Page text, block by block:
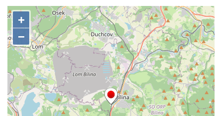
Sýpka (špýchar) zvaná Čertův mlýn u
zámku Budenice
Barokní kaštanová alej Zlonice – zámek
Budenice
Altán v parku v Zákolanech
Sluneční hodiny na Komenského náměstí v
Kralupech nad Vltavou
Sala terrena u zámku Mnichovo Hradiště